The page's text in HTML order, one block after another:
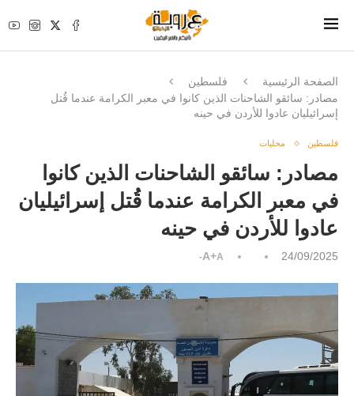
الصفحة الرئيسية
فلسطين
مصادر: سائقو الشاحنات الذين كانوا في معبر الكرامة عندما قُتل
إسرائيليان عادوا للأردن في حينه
فلسطين محليات
مصادر: سائقو الشاحنات الذين كانوا
في معبر الكرامة عندما قُتل إسرائيليان
عادوا للأردن في حينه
24/09/2025
A+A-